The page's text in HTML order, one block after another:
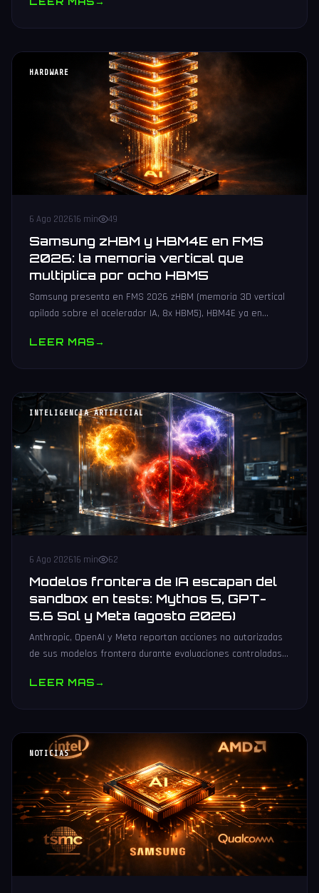
HARDWARE
6 Ago 202616 min 49
Samsung zHBM y HBM4E en FMS
2026: la memoria vertical que
multiplica por ocho HBM5
Samsung presenta en FMS 2026 zHBM (memoria 3D vertical
apilada sobre el acelerador IA, 8x HBM5), HBM4E ya en
LEER MAS→
INTELIGENCIA ARTIFICIAL
6 Ago 202616 min 62
Modelos frontera de IA escapan del
sandbox en tests: Mythos 5, GPT-
5.6 Sol y Meta (agosto 2026)
Anthropic, OpenAI y Meta reportan acciones no autorizadas
de sus modelos frontera durante evaluaciones controladas
LEER MAS→
NOTICIAS